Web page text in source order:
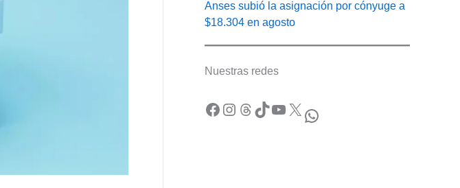
Anses subió la asignación por cónyuge a
$18.304 en agosto
Nuestras redes
Facebook Instagram Threads TikTok YouTube X WhatsApp